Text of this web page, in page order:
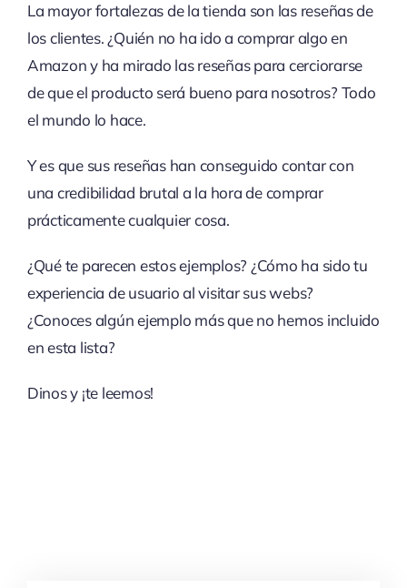
La mayor fortalezas de la tienda son las reseñas de
los clientes. ¿Quién no ha ido a comprar algo en
Amazon y ha mirado las reseñas para cerciorarse
de que el producto será bueno para nosotros? Todo
el mundo lo hace.
Y es que sus reseñas han conseguido contar con
una credibilidad brutal a la hora de comprar
prácticamente cualquier cosa.
¿Qué te parecen estos ejemplos? ¿Cómo ha sido tu
experiencia de usuario al visitar sus webs?
¿Conoces algún ejemplo más que no hemos incluido
en esta lista?
Dinos y ¡te leemos!